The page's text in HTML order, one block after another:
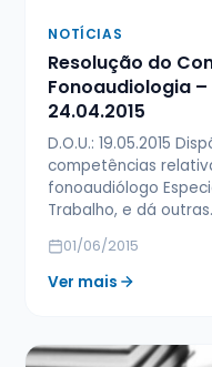
NOTÍCIAS
Resolução do
Fonoaudiologia –
24.04.2015
D.O.U.: 19.05.2015
competências
fonoaudiólogo
Trabalho, e dá
01/06/2015
Ver mais